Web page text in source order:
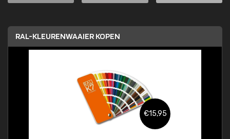
RAL-KLEURENWAAIER KOPEN
€15,95